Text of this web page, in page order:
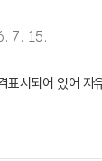
7. 15.
표시되어 있어 자